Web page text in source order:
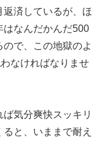
済しているが、ほ
なんだかんだ500
で、この地獄のよ
なければなりませ
気分爽快スッキリ
と、いままで耐え